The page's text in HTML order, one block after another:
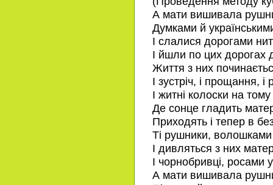
А мати вишивала
Думками й
І слалися дорогами
І йшли по цих дорогах
Життя з них
І зустріч, і прощання, і
І житні колоски на тому
Де сонце гладить
Приходять і тепер в
Ті рушники, волошками
І дивляться з них
І чорнобривці, росами
А мати вишивала